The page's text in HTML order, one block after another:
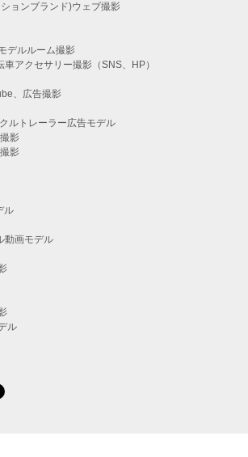
ョンブランド)ウェブ撮影
デルルーム撮影
アクセサリー撮影（SNS、HP）
、広告撮影
ルトレーラー広告モデル
影
影
ル
動画モデル
ル